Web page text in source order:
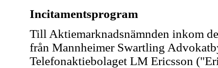
Incitamentsprogram
Till Aktiemarknadsnämnden inkom
från Mannheimer Swartling
Telefonaktiebolaget LM Ericsson